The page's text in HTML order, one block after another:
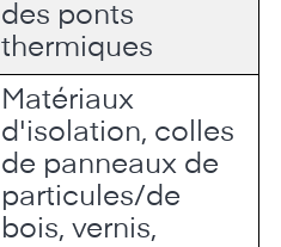
des ponts
thermiques
Matériaux
d'isolation, colles
de panneaux de
particules/de
bois, vernis,